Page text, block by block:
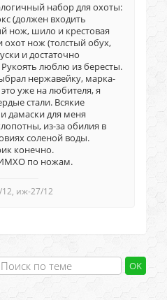
набор для охоты:
(должен входить
нож, шило и крестовая
охот нож (толстый обух,
и достаточно
люблю из бересты.
нержавейку, марка-
уже на любителя, я
стали. Всякие
дамаски для меня
из-за обилия в
соленой воды.
конечно.
ИМХО по ножам.
12, иж-27/12